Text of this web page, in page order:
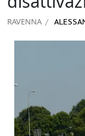
RAVENNA